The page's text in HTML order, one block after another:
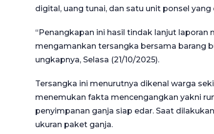
digital, uang tunai, dan satu unit ponsel
“Penangkapan ini hasil tindak lanjut
mengamankan tersangka bersama barang
ungkapnya, Selasa (21/10/2025).
Tersangka ini menurutnya dikenal warga
menemukan fakta mencengangkan yakni
penyimpanan ganja siap edar. Saat
ukuran paket ganja.